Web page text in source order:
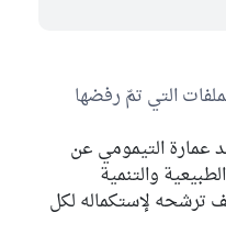
التي تمّ رفضها
عمارة التيمومي عن
والتنمية
ترشحه لإستكماله لكل